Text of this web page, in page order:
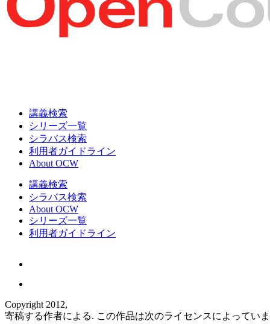
講義検索
シリーズ一覧
シラバス検索
利用者ガイドライン
About OCW
講義検索
シラバス検索
About OCW
シリーズ一覧
利用者ガイドライン
Copyright 2012,
寄稿する作者による. この作品は次のライセンスによってい